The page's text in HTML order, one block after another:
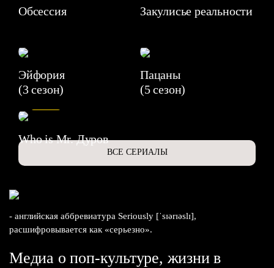
Обсессия Закулисье реальности
Эйфория
(3 сезон)
Пацаны
(5 сезон)
Who is Mr. Дуров
ВСЕ СЕРИАЛЫ
- английская аббревиатура Seriously [ˈsɪərɪəslɪ],
расшифровывается как «серьезно».
Медиа о поп-культуре, жизни в